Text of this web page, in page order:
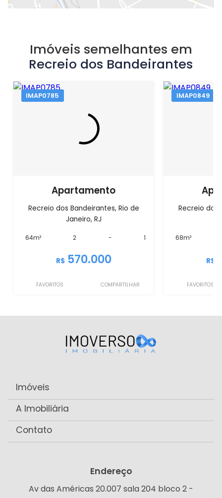
Imóveis semelhantes em
Recreio dos Bandeirantes
IMAP0785
Apartamento
Recreio dos Bandeirantes, Rio de
Janeiro, RJ
64m² 2 - 1
R$ 570.000
FAVORITOS COMPARTILHAR
IMAP0849
Recreio dos
68m²
R$
FAVORITOS
Imóveis
A Imobiliária
Contato
Endereço
Av das Américas 20.007 sala 204 bloco 2 -